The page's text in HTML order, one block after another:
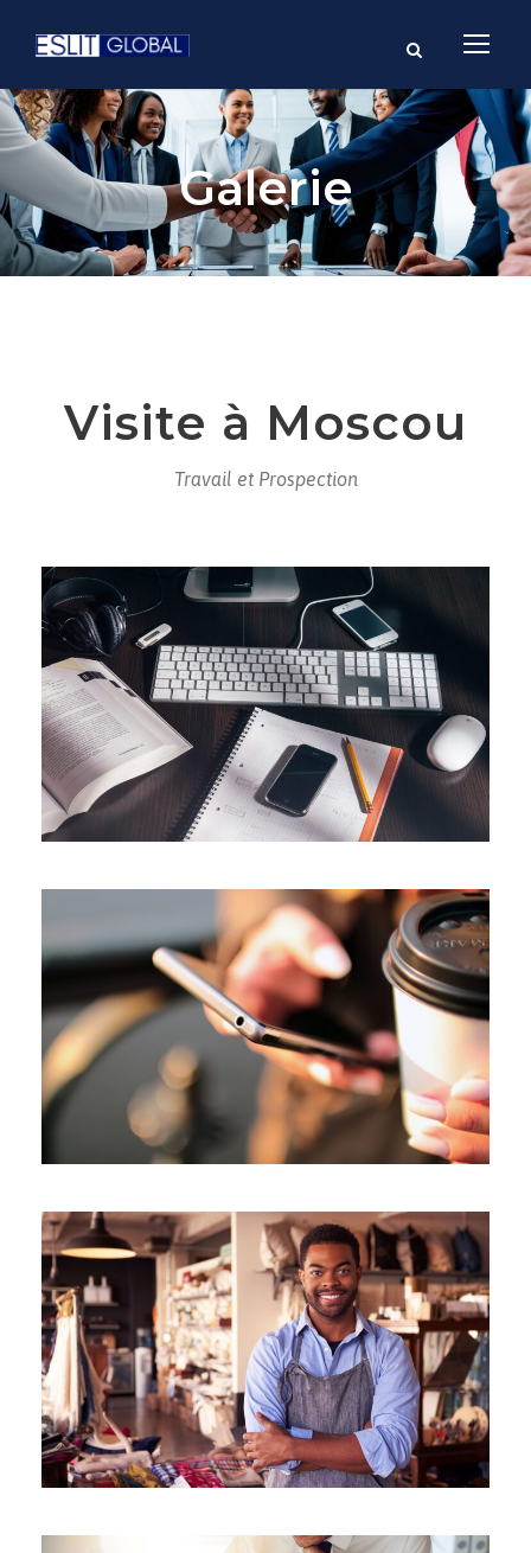
Galerie
Visite à Moscou
Travail et Prospection